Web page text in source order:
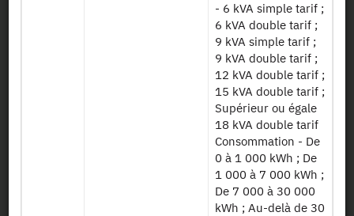
- 6 kVA simple tarif ;
6 kVA double tarif ;
9 kVA simple tarif ;
9 kVA double tarif ;
12 kVA double tarif ;
15 kVA double tarif ;
Supérieur ou égale
18 kVA double tarif
Consommation - De
0 à 1 000 kWh ; De
1 000 à 7 000 kWh ;
De 7 000 à 30 000
kWh ; Au-delà de 30
Useful documents
Map and Directions